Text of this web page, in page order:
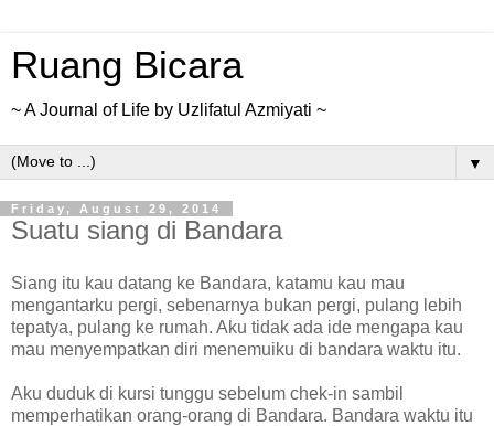
Ruang Bicara
~ A Journal of Life by Uzlifatul Azmiyati ~
▼
Friday, August 29, 2014
Suatu siang di Bandara
Siang itu kau datang ke Bandara, katamu kau mau
mengantarku pergi, sebenarnya bukan pergi, pulang lebih
tepatya, pulang ke rumah. Aku tidak ada ide mengapa kau
mau menyempatkan diri menemuiku di bandara waktu itu.
Aku duduk di kursi tunggu sebelum chek-in sambil
memperhatikan orang-orang di Bandara. Bandara waktu itu